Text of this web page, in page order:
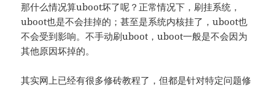
那什么情况算uboot坏了呢？正常情况下，刷挂系统，
uboot也是不会挂掉的；甚至是系统内核挂了，uboot也
不会受到影响。不手动刷uboot，uboot一般是不会因为
其他原因坏掉的。
其实网上已经有很多修砖教程了，但都是针对特定问题修